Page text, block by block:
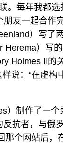
。每年我都
友一起合作
）写了
）写
Holmes II的
说：“在虚构
）制作了一个
抗者，与俄
个网站后，